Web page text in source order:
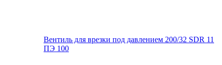
Вентиль для врезки под давлением 200/32 SDR 11
ПЭ 100